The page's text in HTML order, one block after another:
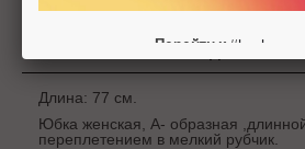
Длина: 77 см.
Юбка женская, А- образная
переплетением в мелкий рубчик.
Перейти к